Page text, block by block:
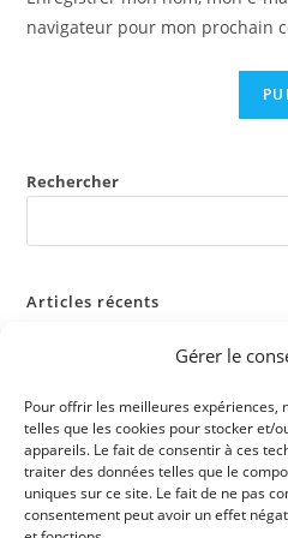
Gérer le
Pour offrir les meilleures expériences,
telles que les cookies pour stocker et/
appareils. Le fait de consentir à ces
traiter des données telles que le
uniques sur ce site. Le fait de ne pas
consentement peut avoir un effet
(facultatif)
navigateur pour mon prochain
Rechercher
Articles récents
Commentaires récents